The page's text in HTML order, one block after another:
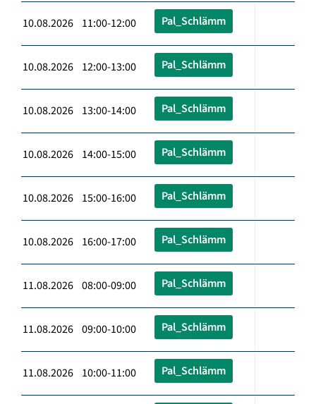
10.08.2026 11:00-12:00 Pal_Schlämm
10.08.2026 12:00-13:00 Pal_Schlämm
10.08.2026 13:00-14:00 Pal_Schlämm
10.08.2026 14:00-15:00 Pal_Schlämm
10.08.2026 15:00-16:00 Pal_Schlämm
10.08.2026 16:00-17:00 Pal_Schlämm
11.08.2026 08:00-09:00 Pal_Schlämm
11.08.2026 09:00-10:00 Pal_Schlämm
11.08.2026 10:00-11:00 Pal_Schlämm